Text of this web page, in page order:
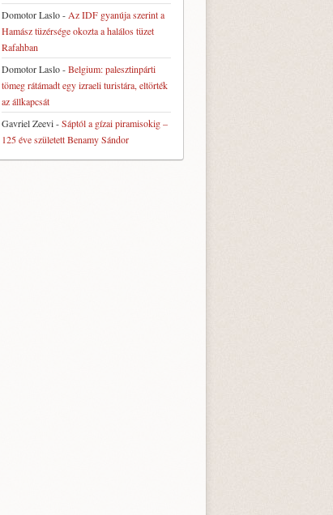
Domotor Laslo- Az IDF gyanúja szerint a
Hamász tüzérsége okozta a halálos tüzet
Rafahban
Domotor Laslo-Belgium: palesztinpárti
tömeg rátámadt egy izraeli turistára, eltörték
az állkapcsát
Gavriel Zeevi-Sáptól a gízai piramisokig –
125 éve született Benamy Sándor